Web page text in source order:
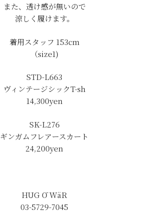
また、透け感が無いので
涼しく履けます。
着用スタッフ 153cm
（size1)
STD-L663
ヴィンテージシックT-sh
14,300yen
SK-L276
ギンガムフレアースカート
24,200yen
HUG Ō WäR
03-5729-7045